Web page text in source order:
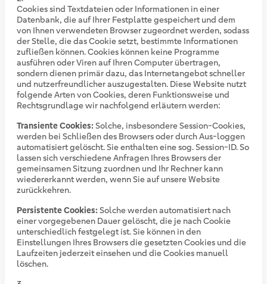
Cookies sind Textdateien oder Informationen in einer
Datenbank, die auf Ihrer Festplatte gespeichert und dem
von Ihnen verwendeten Browser zugeordnet werden, sodass
der Stelle, die das Cookie setzt, bestimmte Informationen
zufließen können. Cookies können keine Programme
ausführen oder Viren auf Ihren Computer übertragen,
sondern dienen primär dazu, das Internetangebot schneller
und nutzerfreundlicher auszugestalten. Diese Website nutzt
folgende Arten von Cookies, deren Funktionsweise und
Rechtsgrundlage wir nachfolgend erläutern werden:
Transiente Cookies: Solche, insbesondere Session-Cookies,
werden bei Schließen des Browsers oder durch Aus-loggen
automatisiert gelöscht. Sie enthalten eine sog. Session-ID. So
lassen sich verschiedene Anfragen Ihres Browsers der
gemeinsamen Sitzung zuordnen und Ihr Rechner kann
wiedererkannt werden, wenn Sie auf unsere Website
zurückkehren.
Persistente Cookies: Solche werden automatisiert nach
einer vorgegebenen Dauer gelöscht, die je nach Cookie
unterschiedlich festgelegt ist. Sie können in den
Einstellungen Ihres Browsers die gesetzten Cookies und die
Laufzeiten jederzeit einsehen und die Cookies manuell
löschen.